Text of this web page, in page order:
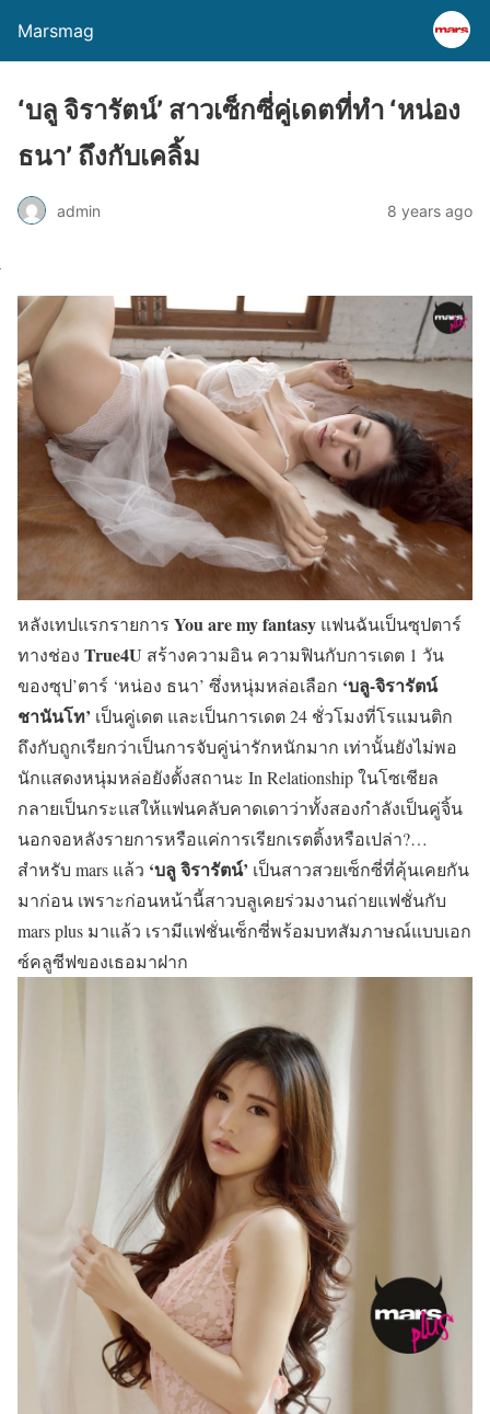
Marsmag
‘บลู จิรารัตน์’ สาวเซ็กซี่คู่เดตที่ทำ ‘หน่อง
ธนา’ ถึงกับเคลิ้ม
admin 8 years ago
หลังเทปแรกรายการ You are my fantasy แฟนฉันเป็นซุปตาร์
ทางช่อง True4U สร้างความอิน ความฟินกับการเดต 1 วัน
ของซุป’ตาร์ ‘หน่อง ธนา’ ซึ่งหนุ่มหล่อเลือก ‘บลู-จิรารัตน์
ชานันโท’ เป็นคู่เดต และเป็นการเดต 24 ชั่วโมงที่โรแมนติก
ถึงกับถูกเรียกว่าเป็นการจับคู่น่ารักหนักมาก เท่านั้นยังไม่พอ
นักแสดงหนุ่มหล่อยังตั้งสถานะ In Relationship ในโซเชียล
กลายเป็นกระแสให้แฟนคลับคาดเดาว่าทั้งสองกำลังเป็นคู่จิ้น
นอกจอหลังรายการหรือแค่การเรียกเรตติ้งหรือเปล่า?…
สำหรับ mars แล้ว ‘บลู จิรารัตน์’ เป็นสาวสวยเซ็กซี่ที่คุ้นเคยกัน
มาก่อน เพราะก่อนหน้านี้สาวบลูเคยร่วมงานถ่ายแฟชั่นกับ
mars plus มาแล้ว เรามีแฟชั่นเซ็กซี่พร้อมบทสัมภาษณ์แบบเอก
ซ์คลูซีฟของเธอมาฝาก